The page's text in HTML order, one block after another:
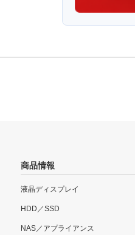
商品情報
液晶ディスプレイ
HDD／SSD
NAS／アプライアンス